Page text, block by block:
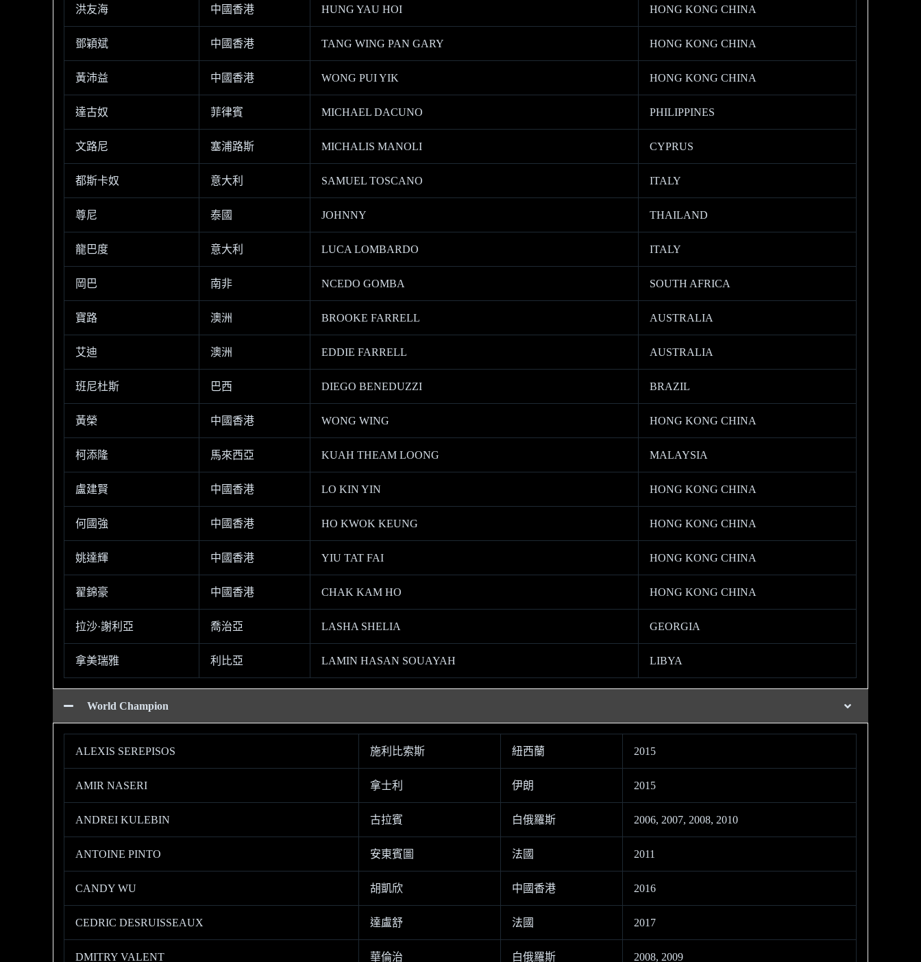
洪友海 中國香港 HUNG YAU HOI HONG KONG CHINA
鄧穎斌 中國香港 TANG WING PAN GARY HONG KONG CHINA
黃沛益 中國香港 WONG PUI YIK HONG KONG CHINA
達古奴 菲律賓 MICHAEL DACUNO PHILIPPINES
文路尼 塞浦路斯 MICHALIS MANOLI CYPRUS
都斯卡奴 意大利 SAMUEL TOSCANO ITALY
尊尼 泰國 JOHNNY THAILAND
龍巴度 意大利 LUCA LOMBARDO ITALY
岡巴 南非 NCEDO GOMBA SOUTH AFRICA
寶路 澳洲 BROOKE FARRELL AUSTRALIA
艾迪 澳洲 EDDIE FARRELL AUSTRALIA
班尼杜斯 巴西 DIEGO BENEDUZZI BRAZIL
黃榮 中國香港 WONG WING HONG KONG CHINA
柯添隆 馬來西亞 KUAH THEAM LOONG MALAYSIA
盧建賢 中國香港 LO KIN YIN HONG KONG CHINA
何國強 中國香港 HO KWOK KEUNG HONG KONG CHINA
姚達輝 中國香港 YIU TAT FAI HONG KONG CHINA
翟錦豪 中國香港 CHAK KAM HO HONG KONG CHINA
拉沙·謝利亞 喬治亞 LASHA SHELIA GEORGIA
拿美瑞雅 利比亞 LAMIN HASAN SOUAYAH LIBYA
World Champion
ALEXIS SEREPISOS 施利比索斯 紐西蘭 2015
AMIR NASERI 拿士利 伊朗 2015
ANDREI KULEBIN 古拉賓 白俄羅斯 2006, 2007, 2008, 2010
ANTOINE PINTO 安東賓圖 法國 2011
CANDY WU 胡凱欣 中國香港 2016
CEDRIC DESRUISSEAUX 達盧舒 法國 2017
DMITRY VALENT 華倫治 白俄羅斯 2008, 2009